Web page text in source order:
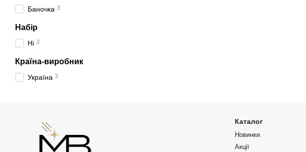
Баночка 3
Набір
Ні 3
Країна-виробник
Україна 3
Каталог
Новинки
Акції